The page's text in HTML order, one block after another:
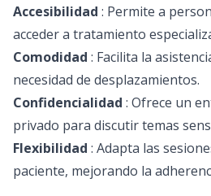
Accesibilidad : Permite a
acceder a tratamiento
Comodidad : Facilita la
necesidad de desplazamientos.
Confidencialidad : Ofrece un
privado para discutir temas
Flexibilidad : Adapta las
paciente, mejorando la